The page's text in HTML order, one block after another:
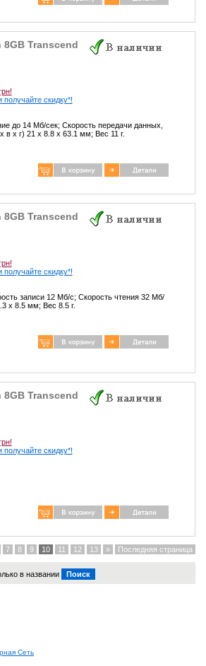
Transcend
скидку*!
до 14 Мб/сек; Скорость передачи данных,
х г) 21 x 8.8 х 63.1 мм; Вес 11 г.
Transcend
скидку*!
записи 12 Мб/с; Скорость чтения 32 Мб/
x 8.5 мм; Вес 8.5 г.
Transcend
скидку*!
7 8 9 10 11 12 13 » Последняя страница
в названии
Сеть